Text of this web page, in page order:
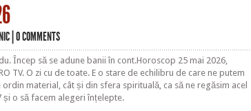
|0 COMMENTS
Încep să se adune banii în cont.Horoscop 25 mai 2026,
TV. O zi cu de toate. E o stare de echilibru de care ne putem
material, cât și din sfera spirituală, ca să ne regăsim acel
și o să facem alegeri înțelepte.